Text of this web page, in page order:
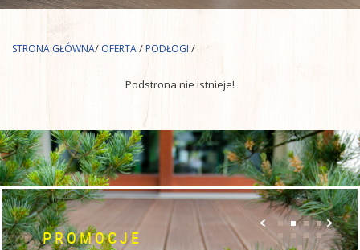
STRONA GŁÓWNA/ OFERTA/PODŁOGI /
Podstrona nie istnieje!
PROMOCJE